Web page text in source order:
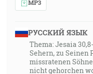
32:59
dom, sväté
príjemné Bohu
33:53
MP3
РУССКИЙ ЯЗЫК
Thema: Jesaia
Sehern, zu Seinen
missratenen
nicht gehorchen